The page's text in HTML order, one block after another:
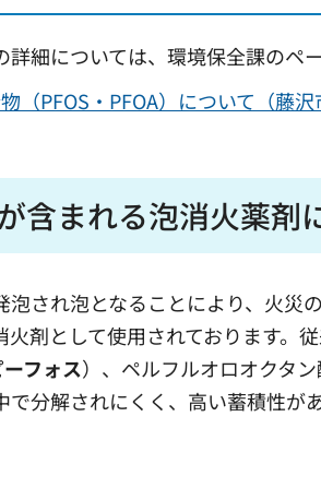
細については、環境保全課のペ
（PFOS・PFOA）について（藤沢
含まれる泡消火薬剤
泡され泡となることにより、火
火剤として使用されております。
フォス）、ペルフルオロオクタ
で分解されにくく、高い蓄積性